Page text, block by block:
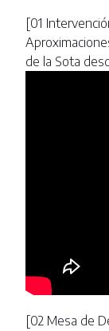
[01
de la Sota
[02 Mesa de